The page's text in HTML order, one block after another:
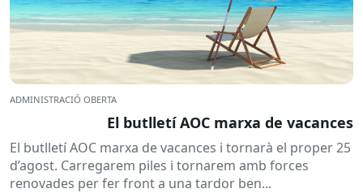
ADMINISTRACIÓ OBERTA
El butlletí AOC marxa de vacances
El butlletí AOC marxa de vacances i tornarà el proper 25
d’agost. Carregarem piles i tornarem amb forces
renovades per fer front a una tardor ben...